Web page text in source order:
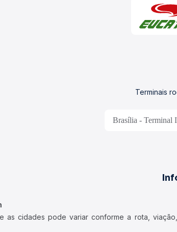
Terminais
Brasília - Terminal
as cidades pode variar conforme a rota,